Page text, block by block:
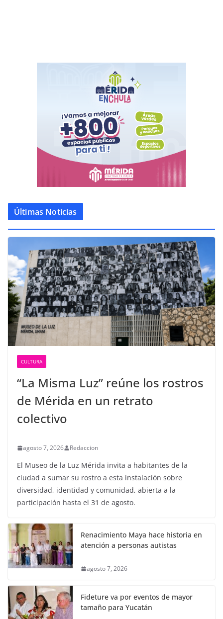
Últimas Noticias
CULTURA
“La Misma Luz” reúne los rostros
de Mérida en un retrato
colectivo
agosto 7, 2026 Redaccion
El Museo de la Luz Mérida invita a habitantes de la
ciudad a sumar su rostro a esta instalación sobre
diversidad, identidad y comunidad, abierta a la
participación hasta el 31 de agosto.
Renacimiento Maya hace historia en
atención a personas autistas
agosto 7, 2026
Fideture va por eventos de mayor
tamaño para Yucatán